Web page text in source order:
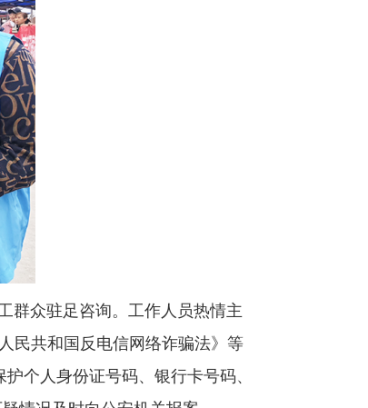
群众驻足咨询。工作人员热情主
民共和国反电信网络诈骗法》等
个人身份证号码、银行卡号码、